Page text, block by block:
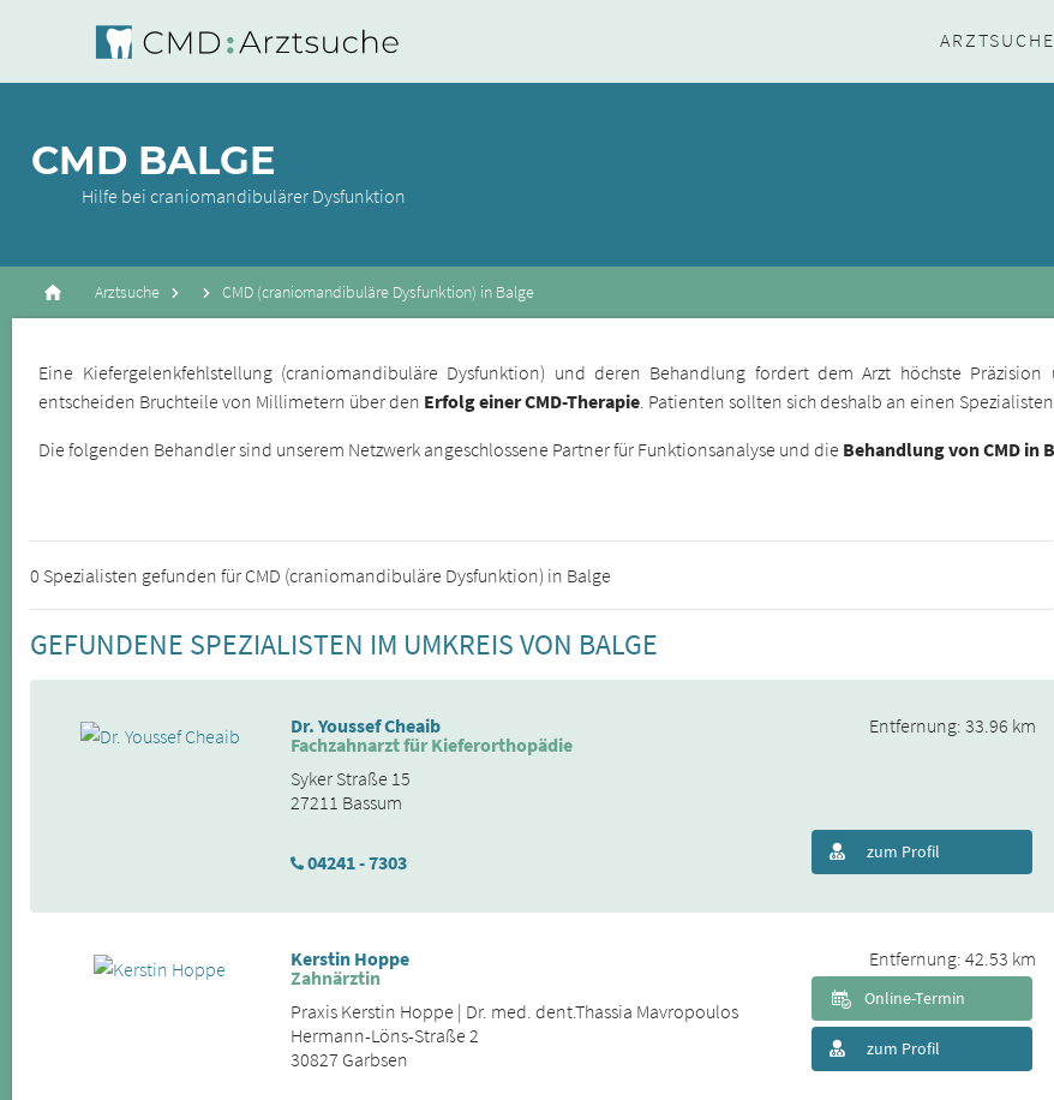
ARZTSUCHE
CMD BALGE
Hilfe bei craniomandibulärer Dysfunktion
Arztsuche CMD (craniomandibuläre Dysfunktion) in Balge
Eine Kiefergelenkfehlstellung (craniomandibuläre Dysfunktion) und deren Behandlung fordert dem Arzt höchste
entscheiden Bruchteile von Millimetern über den Erfolg einer CMD-Therapie . Patienten sollten sich deshalb an einen
Die folgenden Behandler sind unserem Netzwerk angeschlossene Partner für Funktionsanalyse und die Behandlung von CMD in
0 Spezialisten gefunden für CMD (craniomandibuläre Dysfunktion) in Balge
GEFUNDENE SPEZIALISTEN IM UMKREIS VON BALGE
Dr. Youssef Cheaib
Fachzahnarzt für Kieferorthopädie
Syker Straße 15
27211 Bassum
04241 - 7303
Entfernung: 33.96 km
zum Profil
Kerstin Hoppe
Zahnärztin
Praxis Kerstin Hoppe | Dr. med. dent.Thassia Mavropoulos
Hermann-Löns-Straße 2
30827 Garbsen
Entfernung: 42.53 km
zum Profil
Online-Termin